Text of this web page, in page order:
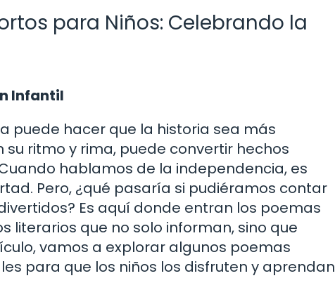
para Niños: Celebrando la
Infantil
puede hacer que la historia sea más
ritmo y rima, puede convertir hechos
hablamos de la independencia, es
Pero, ¿qué pasaría si pudiéramos contar
Es aquí donde entran los poemas
literarios que no solo informan, sino que
vamos a explorar algunos poemas
para que los niños los disfruten y aprendan